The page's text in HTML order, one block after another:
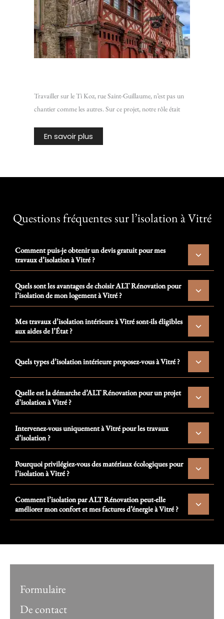
Travailler sur le Ti Koz, rue Saint-Guillaume, n’est pas un
chantier comme les autres. Sur ce projet, notre rôle était
En savoir plus
Questions fréquentes sur l’isolation à Vitré
Comment puis-je obtenir un devis gratuit pour mes
travaux d’isolation à Vitré ?
Quels sont les avantages de choisir ALT Rénovation pour
l’isolation de mon logement à Vitré ?
Mes travaux d’isolation intérieure à Vitré sont-ils éligibles
aux aides de l’État ?
Quels types d’isolation intérieure proposez-vous à Vitré ?
Quelle est la démarche d’ALT Rénovation pour un projet
d’isolation à Vitré ?
Intervenez-vous uniquement à Vitré pour les travaux
d’isolation ?
Pourquoi privilégiez-vous des matériaux écologiques pour
l’isolation à Vitré ?
Comment l’isolation par ALT Rénovation peut-elle
améliorer mon confort et mes factures d’énergie à Vitré ?
Formulaire
De contact